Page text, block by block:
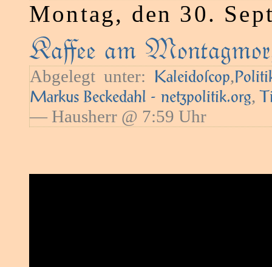
Montag, den 30.
Kaﬀee am
Abgelegt unter: Kaleidoſcop,
Markus Beckedahl - netzpolitik.org,
— Hausherr @ 7:59 Uhr